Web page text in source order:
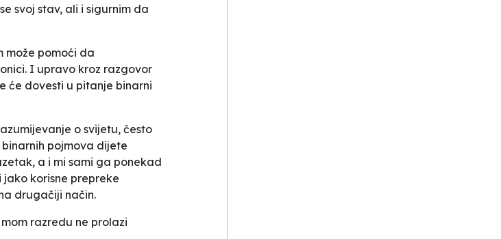
svoj stav, ali i sigurnim da
može pomoći da
I upravo kroz razgovor
će dovesti u pitanje binarni
o svijetu, često
pojmova dijete
a i mi sami ga ponekad
korisne prepreke
drugačiji način.
razredu ne prolazi